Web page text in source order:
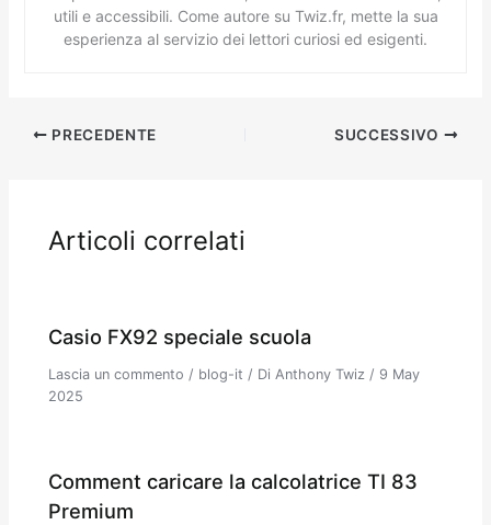
utili e accessibili. Come autore su Twiz.fr, mette la sua
esperienza al servizio dei lettori curiosi ed esigenti.
PRECEDENTE SUCCESSIVO
Articoli correlati
Casio FX92 speciale scuola
Lascia un commento / blog-it / Di Anthony Twiz / 9 May
2025
Comment caricare la calcolatrice TI 83
Premium